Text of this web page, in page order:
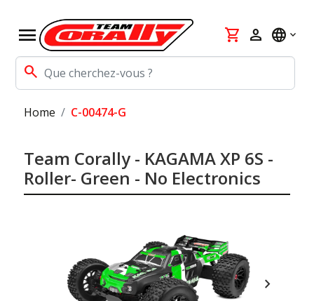
menu
search
shopping_cart person language
Home C-00474-G
Team Corally - KAGAMA XP 6S -
Roller- Green - No Electronics
chevron_right